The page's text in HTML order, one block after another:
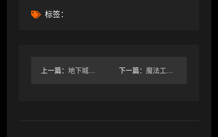
标签：
上一篇： 地下城堡2：黑暗觉醒双土环裂隙91 下一篇： 魔法工艺魔法工艺 全怪物图鉴 遗迹之森②